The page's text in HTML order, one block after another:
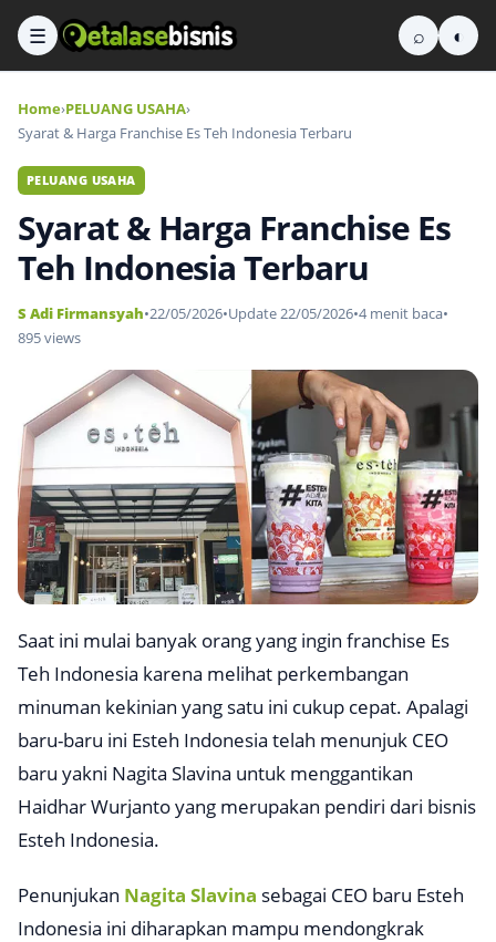
☰ ⌕ ◐
Home›PELUANG USAHA›
Syarat & Harga Franchise Es Teh Indonesia Terbaru
PELUANG USAHA
Syarat & Harga Franchise Es
Teh Indonesia Terbaru
S Adi Firmansyah•22/05/2026•Update 22/05/2026•4 menit baca•
895 views
Saat ini mulai banyak orang yang ingin franchise Es
Teh Indonesia karena melihat perkembangan
minuman kekinian yang satu ini cukup cepat. Apalagi
baru-baru ini Esteh Indonesia telah menunjuk CEO
baru yakni Nagita Slavina untuk menggantikan
Haidhar Wurjanto yang merupakan pendiri dari bisnis
Esteh Indonesia.
Penunjukan Nagita Slavina sebagai CEO baru Esteh
Indonesia ini diharapkan mampu mendongkrak